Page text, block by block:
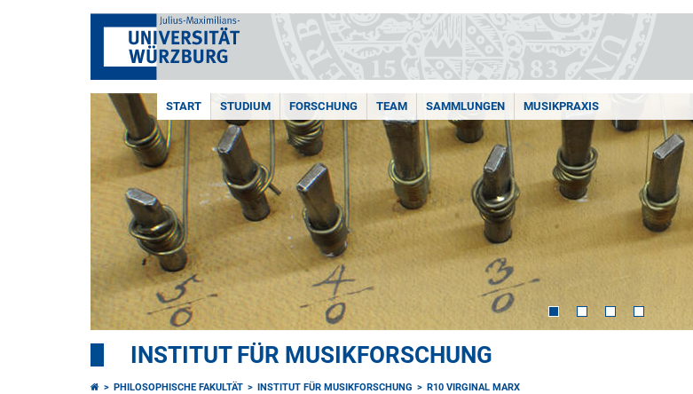
START STUDIUM FORSCHUNG TEAM SAMMLUNGEN MUSIKPRAXIS
INSTITUT FÜR MUSIKFORSCHUNG
PHILOSOPHISCHE FAKULTÄT INSTITUT FÜR MUSIKFORSCHUNG R10 VIRGINAL MARX